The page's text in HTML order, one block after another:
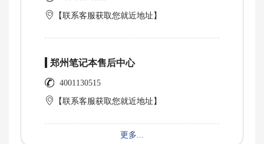
【联系客服获取您就近地址】
郑州笔记本售后中心
4001130515
【联系客服获取您就近地址】
更多...